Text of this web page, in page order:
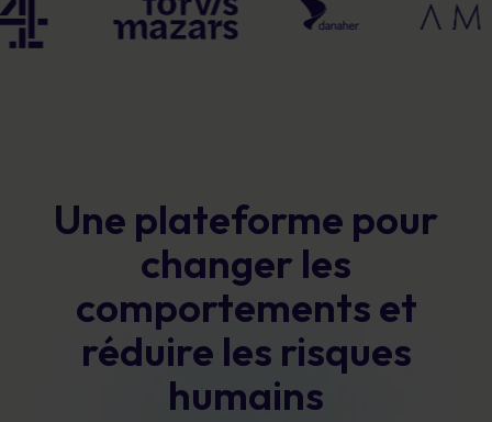
Une plateforme pour
changer les
comportements et
réduire les risques
humains